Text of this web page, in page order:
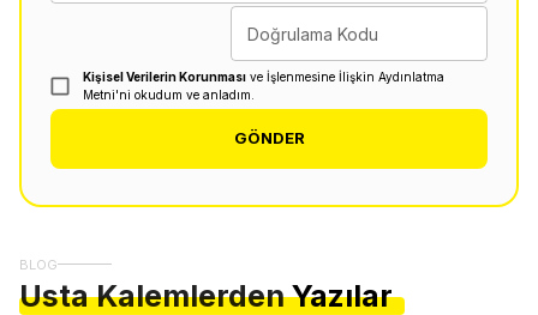
Doğrulama Kodu
Kişisel Verilerin Korunması ve İşlenmesine İlişkin Aydınlatma
Metni'ni okudum ve anladım.
GÖNDER
BLOG
Usta Kalemlerden Yazılar